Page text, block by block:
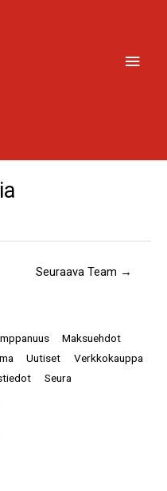
Seuraava Team →
Maksuehdot
Uutiset
Verkkokauppa
Seura